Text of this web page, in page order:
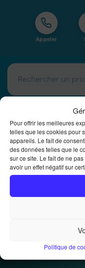
Pour offrir les meilleures
telles que les cookies pour
appareils. Le fait de
des données telles que le
sur ce site. Le fait de ne
avoir un effet négatif sur
Politique de
Appeler
Intégrateur de